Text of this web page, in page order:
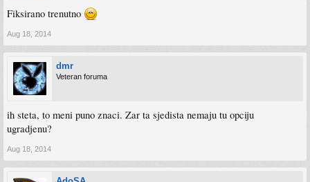
Fiksirano trenutno
Aug 18, 2014
dmr
Veteran foruma
ih steta, to meni puno znaci. Zar ta sjedista nemaju tu opciju
ugradjenu?
Aug 18, 2014